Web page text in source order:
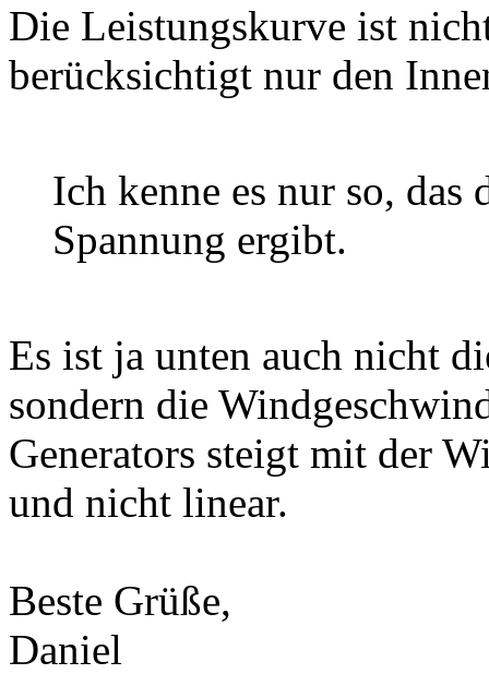
Die Leistungskurve ist
berücksichtigt nur den
Ich kenne es nur so,
Spannung ergibt.
Es ist ja unten auch nicht
sondern die
Generators steigt mit der
und nicht linear.
Beste Grüße,
Daniel